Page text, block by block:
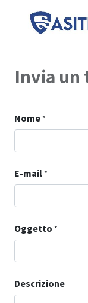
Invia
Nome *
E-mail *
Oggetto *
Descrizione